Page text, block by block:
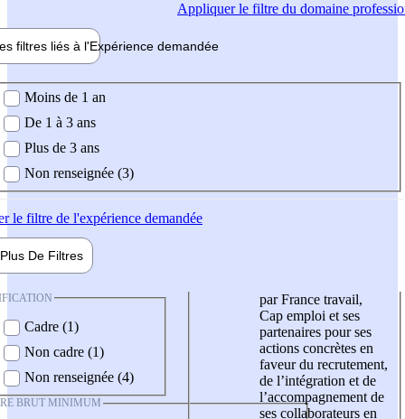
Appliquerle filtre du domaine
filtres liés à l'Expérience demandée
demandée
Moins de 1 an
De 1 à 3 ans
Plus de 3 ans
Non renseignée (3)
le filtre de l'expérience demandée
Plus De Filtres
Cadre (1)
Non cadre (1)
Non renseignée (4)
BRUT MINIMUM
par France travail,
Cap emploi et ses
partenaires pour ses
actions concrètes en
faveur du recrutement,
de l’intégration et de
l’accompagnement de
ses collaborateurs en